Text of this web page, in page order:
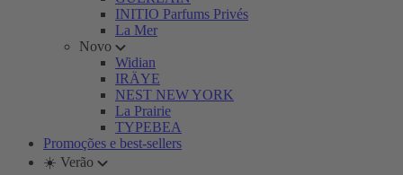
INITIO Parfums Privés
La Mer
Novo
Widian
IRÄYE
NEST NEW YORK
La Prairie
TYPEBEA
Promoções e best-sellers
☀️ Verão